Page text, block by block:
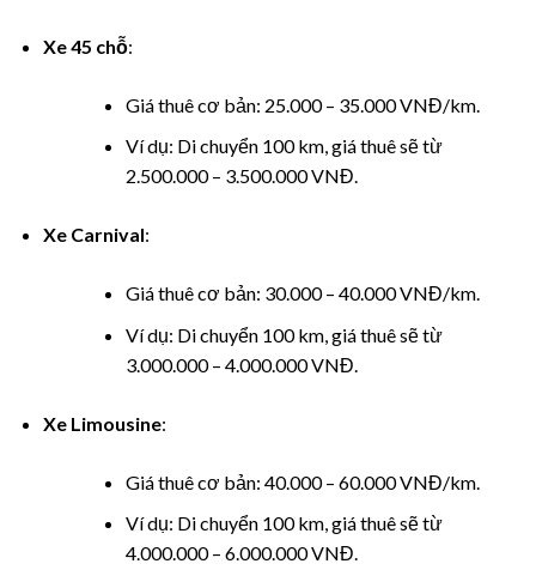
Xe 45 chỗ:
Giá thuê cơ bản: 25.000 – 35.000 VNĐ/km.
Ví dụ: Di chuyển 100 km, giá thuê sẽ từ
2.500.000 – 3.500.000 VNĐ.
Xe Carnival:
Giá thuê cơ bản: 30.000 – 40.000 VNĐ/km.
Ví dụ: Di chuyển 100 km, giá thuê sẽ từ
3.000.000 – 4.000.000 VNĐ.
Xe Limousine:
Giá thuê cơ bản: 40.000 – 60.000 VNĐ/km.
Ví dụ: Di chuyển 100 km, giá thuê sẽ từ
4.000.000 – 6.000.000 VNĐ.